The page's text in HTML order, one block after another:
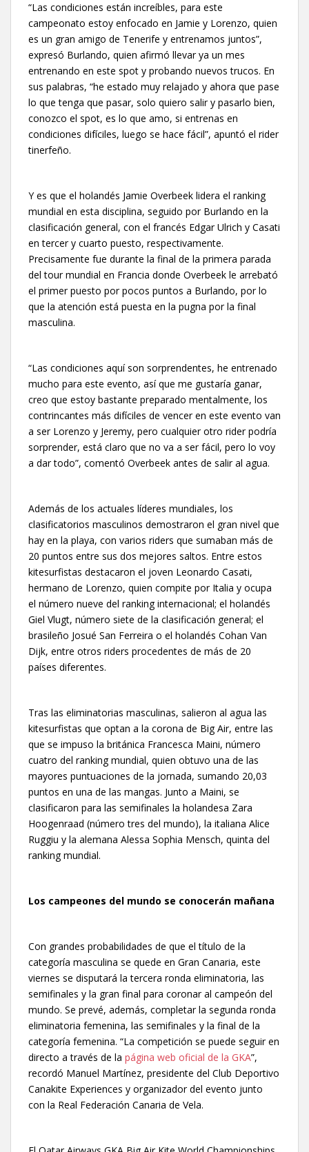
“Las condiciones están increíbles, para este
campeonato estoy enfocado en Jamie y Lorenzo, quien
es un gran amigo de Tenerife y entrenamos juntos”,
expresó Burlando, quien afirmó llevar ya un mes
entrenando en este spot y probando nuevos trucos. En
sus palabras, “he estado muy relajado y ahora que pase
lo que tenga que pasar, solo quiero salir y pasarlo bien,
conozco el spot, es lo que amo, si entrenas en
condiciones difíciles, luego se hace fácil”, apuntó el rider
tinerfeño.
Y es que el holandés Jamie Overbeek lidera el ranking
mundial en esta disciplina, seguido por Burlando en la
clasificación general, con el francés Edgar Ulrich y Casati
en tercer y cuarto puesto, respectivamente.
Precisamente fue durante la final de la primera parada
del tour mundial en Francia donde Overbeek le arrebató
el primer puesto por pocos puntos a Burlando, por lo
que la atención está puesta en la pugna por la final
masculina.
“Las condiciones aquí son sorprendentes, he entrenado
mucho para este evento, así que me gustaría ganar,
creo que estoy bastante preparado mentalmente, los
contrincantes más difíciles de vencer en este evento van
a ser Lorenzo y Jeremy, pero cualquier otro rider podría
sorprender, está claro que no va a ser fácil, pero lo voy
a dar todo”, comentó Overbeek antes de salir al agua.
Además de los actuales líderes mundiales, los
clasificatorios masculinos demostraron el gran nivel que
hay en la playa, con varios riders que sumaban más de
20 puntos entre sus dos mejores saltos. Entre estos
kitesurfistas destacaron el joven Leonardo Casati,
hermano de Lorenzo, quien compite por Italia y ocupa
el número nueve del ranking internacional; el holandés
Giel Vlugt, número siete de la clasificación general; el
brasileño Josué San Ferreira o el holandés Cohan Van
Dijk, entre otros riders procedentes de más de 20
países diferentes.
Tras las eliminatorias masculinas, salieron al agua las
kitesurfistas que optan a la corona de Big Air, entre las
que se impuso la británica Francesca Maini, número
cuatro del ranking mundial, quien obtuvo una de las
mayores puntuaciones de la jornada, sumando 20,03
puntos en una de las mangas. Junto a Maini, se
clasificaron para las semifinales la holandesa Zara
Hoogenraad (número tres del mundo), la italiana Alice
Ruggiu y la alemana Alessa Sophia Mensch, quinta del
ranking mundial.
Los campeones del mundo se conocerán mañana
Con grandes probabilidades de que el título de la
categoría masculina se quede en Gran Canaria, este
viernes se disputará la tercera ronda eliminatoria, las
semifinales y la gran final para coronar al campeón del
mundo. Se prevé, además, completar la segunda ronda
eliminatoria femenina, las semifinales y la final de la
categoría femenina. “La competición se puede seguir en
directo a través de la página web oficial de la GKA”,
recordó Manuel Martínez, presidente del Club Deportivo
Canakite Experiences y organizador del evento junto
con la Real Federación Canaria de Vela.